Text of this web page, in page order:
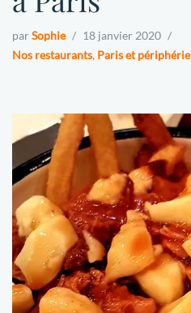
par Sophie
18 janvier 2020
Nos restaurants, Paris et périphérie